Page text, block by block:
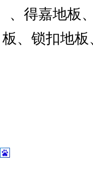
、得嘉地板
板、锁扣地